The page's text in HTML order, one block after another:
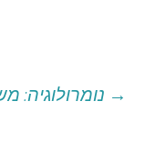
ניווט
→ נומרולוגיה: משמעות